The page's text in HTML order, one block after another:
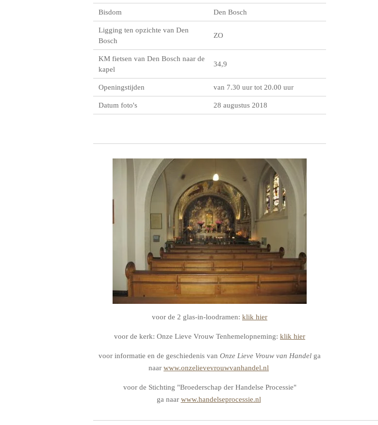
Bisdom Den Bosch
Ligging ten opzichte van Den
Bosch
ZO
KM fietsen van Den Bosch naar de
kapel
34,9
Openingstijden van 7.30 uur tot 20.00 uur
Datum foto's 28 augustus 2018
voor de 2 glas-in-loodramen: klik hier
voor de kerk: Onze Lieve Vrouw Tenhemelopneming: klik hier
voor informatie en de geschiedenis van Onze Lieve Vrouw van Handel ga
naar www.onzelievevrouwvanhandel.nl
voor de Stichting "Broederschap der Handelse Processie"
ga naar www.handelseprocessie.nl